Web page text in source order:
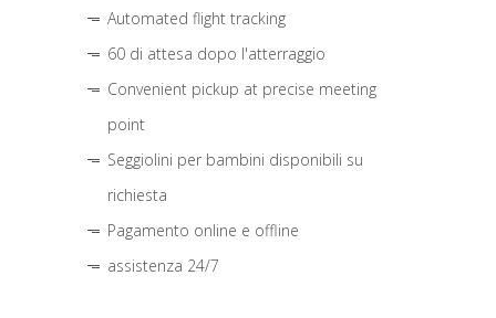
Automated flight tracking
60 di attesa dopo l'atterraggio
Convenient pickup at precise meeting
point
Seggiolini per bambini disponibili su
richiesta
Pagamento online e offline
assistenza 24/7